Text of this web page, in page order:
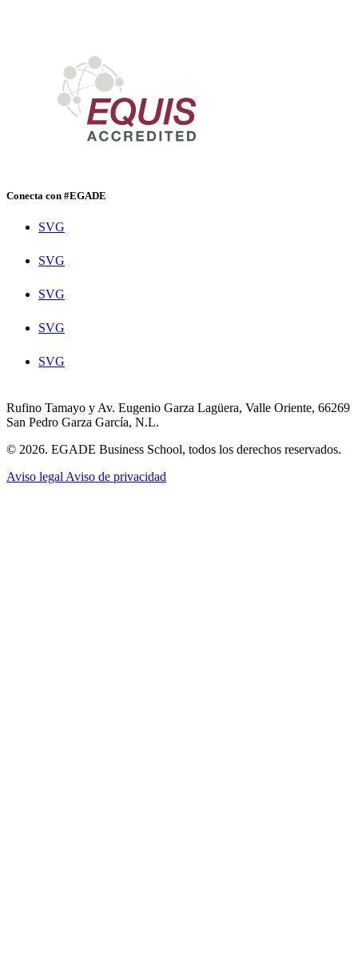
Conecta con #EGADE
SVG
SVG
SVG
SVG
SVG
Rufino Tamayo y Av. Eugenio Garza Lagüera, Valle Oriente, 66269
San Pedro Garza García, N.L.
© 2026. EGADE Business School, todos los derechos reservados.
Aviso legal Aviso de privacidad